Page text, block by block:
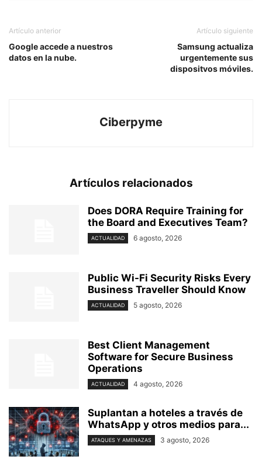
Artículo anterior
Google accede a nuestros
datos en la nube.
Artículo siguiente
Samsung actualiza
urgentemente sus
dispositvos móviles.
Ciberpyme
Artículos relacionados
Does DORA Require Training for
the Board and Executives Team?
ACTUALIDAD 6 agosto, 2026
Public Wi-Fi Security Risks Every
Business Traveller Should Know
ACTUALIDAD 5 agosto, 2026
Best Client Management
Software for Secure Business
Operations
ACTUALIDAD 4 agosto, 2026
Suplantan a hoteles a través de
WhatsApp y otros medios para...
ATAQUES Y AMENAZAS 3 agosto, 2026